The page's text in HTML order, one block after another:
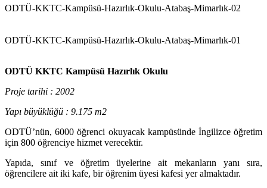
ODTÜ-KKTC-Kampüsü-Hazırlık-Okulu-Atabaş-Mimarlık-02
ODTÜ-KKTC-Kampüsü-Hazırlık-Okulu-Atabaş-Mimarlık-01
ODTÜ KKTC Kampüsü Hazırlık Okulu
Proje tarihi : 2002
Yapı büyüklüğü : 9.175 m2
ODTÜ’nün, 6000 öğrenci okuyacak kampüsünde İngilizce öğretim
için 800 öğrenciye hizmet verecektir.
Yapıda, sınıf ve öğretim üyelerine ait mekanların yanı sıra,
öğrencilere ait iki kafe, bir öğrenim üyesi kafesi yer almaktadır.